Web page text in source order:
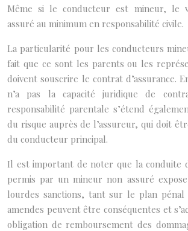
Même si le conducteur est mineur, le
assuré au minimum en responsabilité civile.
La particularité pour les conducteurs
fait que ce sont les parents ou les
doivent souscrire le contrat d’assurance.
n’a pas la capacité juridique de
responsabilité parentale s’étend
du risque auprès de l’assureur, qui doit
du conducteur principal.
Il est important de noter que la conduite
permis par un mineur non assuré
lourdes sanctions, tant sur le plan pénal
amendes peuvent être conséquentes et
obligation de remboursement des